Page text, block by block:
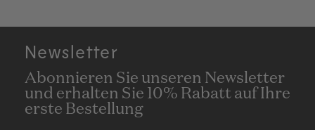
favourite between the two. I often layer Gold
Personal and Expressive together. Gold Expressive
has a little more depth, while I equally love the iso e
boost in the personal scent profile. I highly
Newsletter
Abonnieren Sie unseren Newsletter
und erhalten Sie 10% Rabatt auf Ihre
erste Bestellung